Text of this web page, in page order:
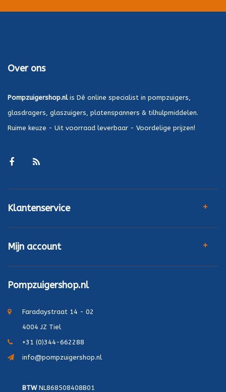
Over ons
Pompzuigershop.nlis Dé online specialist in pompzuigers,
glasdragers, glaszuigers, platenspanners & tilhulpmiddelen.
Ruime keuze - Uit voorraad leverbaar - Voordelige prijzen!
Klantenservice
Mijn account
Pompzuigershop.nl
Faradaystraat 14 - 02
4004 JZ Tiel
+31 (0)344-662288
info@pompzuigershop.nl
BTWNL868508408B01